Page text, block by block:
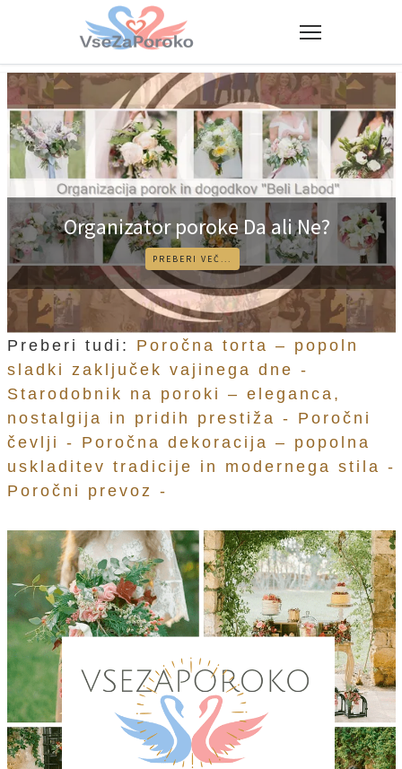
Organizator poroke Da ali Ne?
PREBERI VEČ...
Preberi tudi: Poročna torta – popoln
sladki zaključek vajinega dne -
Starodobnik na poroki – eleganca,
nostalgija in pridih prestiža - Poročni
čevlji - Poročna dekoracija – popolna
uskladitev tradicije in modernega stila -
Poročni prevoz -